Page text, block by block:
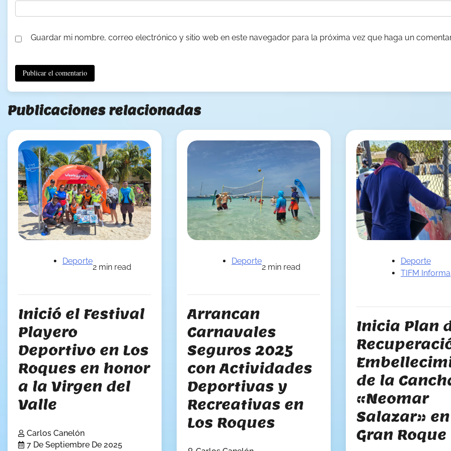
Guardar mi nombre, correo electrónico y sitio web en este navegador para la próxima vez que haga un
Publicaciones relacionadas
Deporte
2 min read
Inició el Festival
Playero
Deportivo en Los
Roques en honor
a la Virgen del
Valle
Carlos Canelón
7 De Septiembre De 2025
Deporte
2 min read
Arrancan
Carnavales
Seguros 2025
con Actividades
Deportivas y
Recreativas en
Los Roques
Deporte
TIFM Informa
Inicia Plan
de la
«Neomar
Salazar»
Gran Roque